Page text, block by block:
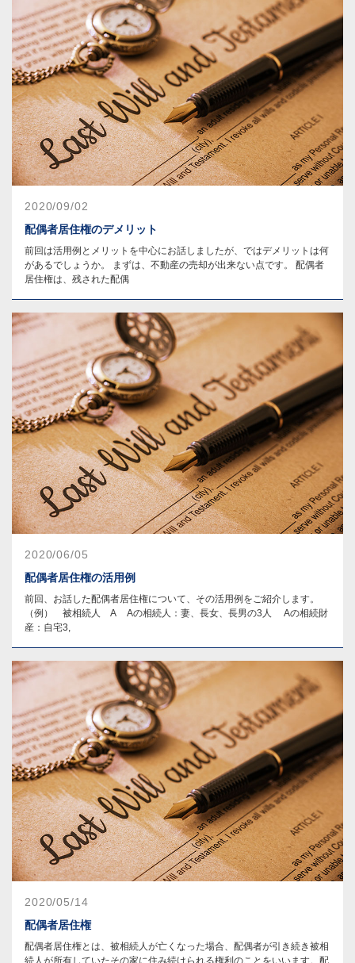
2020/09/02
配偶者居住権のデメリット
前回は活用例とメリットを中心にお話しましたが、ではデメリットは何
があるでしょうか。 まずは、不動産の売却が出来ない点です。 配偶者
居住権は、残された配偶
2020/06/05
配偶者居住権の活用例
前回、お話した配偶者居住権について、その活用例をご紹介します。
（例） 被相続人 A Aの相続人：妻、長女、長男の3人 Aの相続財
産：自宅3,
2020/05/14
配偶者居住権
配偶者居住権とは、被相続人が亡くなった場合、配偶者が引き続き被相